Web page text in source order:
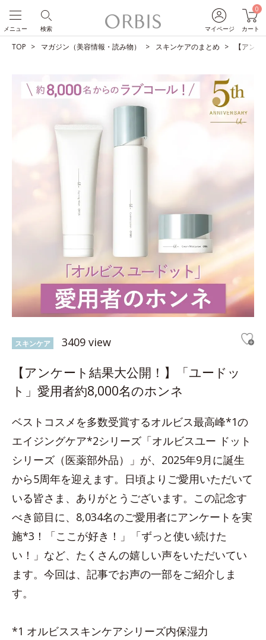
マイページ
0
カート
検索
メニュー
TOP マガジン（美容情報・読み物） スキンケアのまとめ 【アン
スキンケア 3409 view
【アンケート結果大公開！】「ユードッ
ト」愛用者約8,000名のホンネ
ベストコスメを多数受賞するオルビス最高峰*1の
エイジングケア*2シリーズ「オルビスユー ドット
シリーズ（医薬部外品）」が、2025年9月に誕生
から5周年を迎えます。日頃よりご愛用いただいて
いる皆さま、ありがとうございます。この記念す
べき節目に、8,034名のご愛用者にアンケートを実
施*3！「ここが好き！」「ずっと使い続けた
い！」など、たくさんの嬉しい声をいただいてい
ます。今回は、記事でお声の一部をご紹介しま
す。
*1 オルビススキンケアシリーズ内保湿力